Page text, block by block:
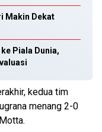
Makin Dekat
Piala Dunia,
kedua tim
menang 2-0